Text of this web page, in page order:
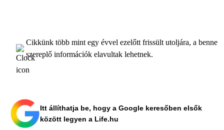
Cikkünk több mint egy évvel ezelőtt frissült utoljára, a benne
szereplő információk elavultak lehetnek.
Itt állíthatja be, hogy a Google keresőben elsők
között legyen a Life.hu